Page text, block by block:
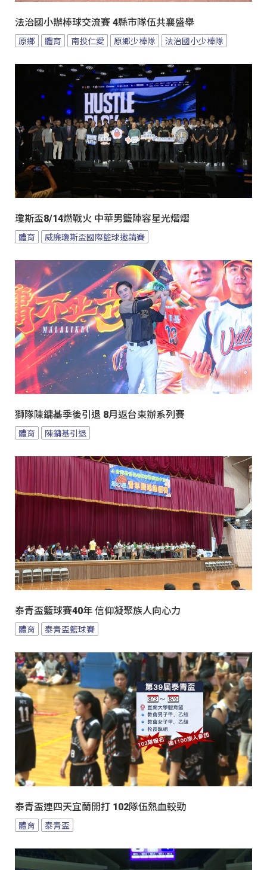
法治國小辦棒球交流賽 4縣市隊伍共襄盛舉
原鄉 體育 南投仁愛 原鄉少棒隊 法治國小少棒隊
瓊斯盃8/14燃戰火 中華男籃陣容星光熠熠
體育 威廉瓊斯盃國際籃球邀請賽
獅隊陳鏞基季後引退 8月返台東辦系列賽
體育 陳鏞基引退
泰青盃籃球賽40年 信仰凝聚族人向心力
體育 泰青盃籃球賽
泰青盃連四天宜蘭開打 102隊伍熱血較勁
體育 泰青盃